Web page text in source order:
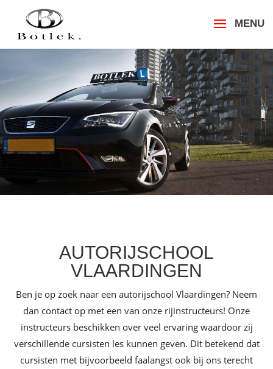
AUTORIJSCHOOL
VLAARDINGEN
Ben je op zoek naar een autorijschool Vlaardingen? Neem
dan contact op met een van onze rijinstructeurs! Onze
instructeurs beschikken over veel ervaring waardoor zij
verschillende cursisten les kunnen geven. Dit betekend dat
cursisten met bijvoorbeeld faalangst ook bij ons terecht